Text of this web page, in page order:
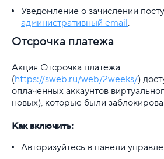
Уведомление о зачислении
административный email.
Отсрочка платежа
Акция Отсрочка платежа
(https://sweb.ru/web/2weeks/)
оплаченных аккаунтов
новых), которые были
Как включить:
Авторизуйтесь в панели